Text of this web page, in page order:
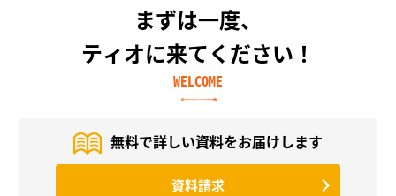
まずは一度、
ティオに来てください！
WELCOME
無料で詳しい資料をお届けします
資料請求